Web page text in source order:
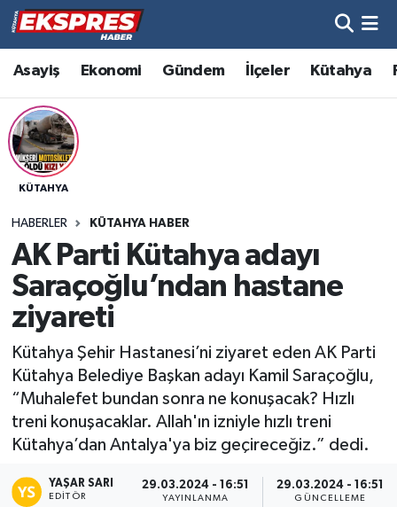
Asayiş Ekonomi Gündem İlçeler Kütahya
KÜTAHYA
HABERLER KÜTAHYA HABER
AK Parti Kütahya adayı
Saraçoğlu’ndan hastane
ziyareti
Kütahya Şehir Hastanesi’ni ziyaret eden AK Parti
Kütahya Belediye Başkan adayı Kamil Saraçoğlu,
“Muhalefet bundan sonra ne konuşacak? Hızlı
treni konuşacaklar. Allah'ın izniyle hızlı treni
Kütahya’dan Antalya'ya biz geçireceğiz.” dedi.
YAŞAR SARI
EDITÖR
29.03.2024 - 16:51
YAYINLANMA
29.03.2024 - 16:51
GÜNCELLEME
Altıntaş
Asayiş
Aslanapa
Bölge
Çavdarhisar
Dumlupınar
Dünya
Hava Durumu
Trafik Durumu
Süper Lig Puan Durumu ve Fikstür
Son Dakika Haberleri
Haber Arşivi